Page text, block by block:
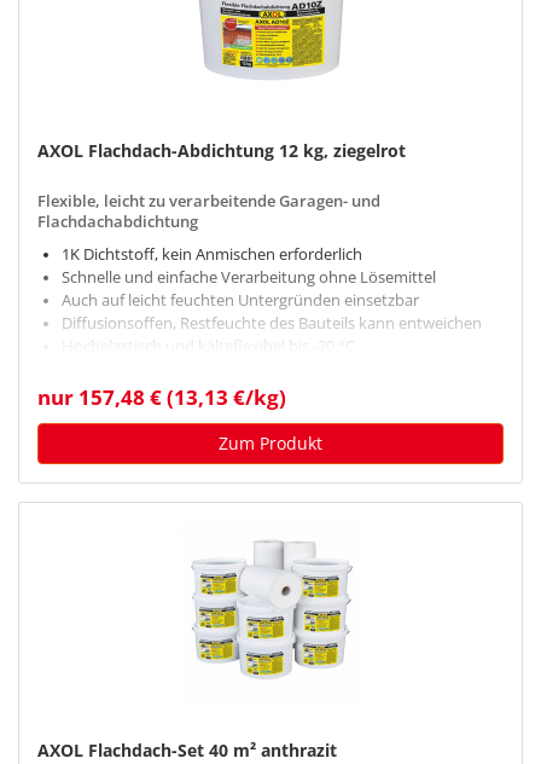
AXOL Flachdach-Abdichtung 12 kg, ziegelrot
Flexible, leicht zu verarbeitende Garagen- und
Flachdachabdichtung
1K Dichtstoff, kein Anmischen erforderlich
Schnelle und einfache Verarbeitung ohne Lösemittel
Auch auf leicht feuchten Untergründen einsetzbar
Diffusionsoffen, Restfeuchte des Bauteils kann entweichen
Hochelastisch und kälteflexibel bis -20 °C
nur 157,48 € (13,13 €/kg)
Zum Produkt
AXOL Flachdach-Set 40 m² anthrazit